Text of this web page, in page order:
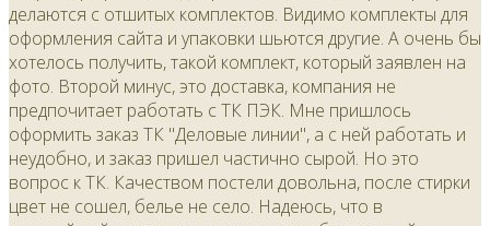
делаются с отшитых комплектов. Видимо комплекты для
оформления сайта и упаковки шьются другие. А очень бы
хотелось получить, такой комплект, который заявлен на
фото. Второй минус, это доставка, компания не
предпочитает работать с ТК ПЭК. Мне пришлось
оформить заказ ТК "Деловые линии", а с ней работать и
неудобно, и заказ пришел частично сырой. Но это
вопрос к ТК. Качеством постели довольна, после стирки
цвет не сошел, белье не село. Надеюсь, что в